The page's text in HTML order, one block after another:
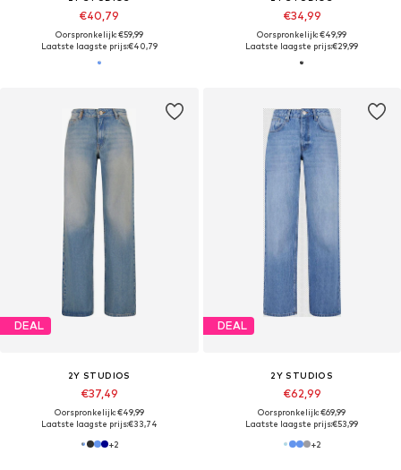
€40,79
Oorspronkelijk: €59,99
Laatste laagste prijs:€40,79
€34,99
Oorspronkelijk: €49,99
Laatste laagste prijs:€29,99
DEAL
2Y STUDIOS
€37,49
Oorspronkelijk: €49,99
Laatste laagste prijs:€33,74
+2
DEAL
2Y STUDIOS
€62,99
Oorspronkelijk: €69,99
Laatste laagste prijs:€53,99
+2